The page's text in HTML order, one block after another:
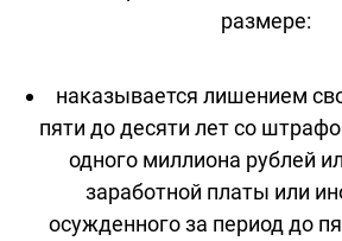
размере:
наказывается лишением
пяти до десяти лет со
одного миллиона рублей
заработной платы или
осужденного за период до